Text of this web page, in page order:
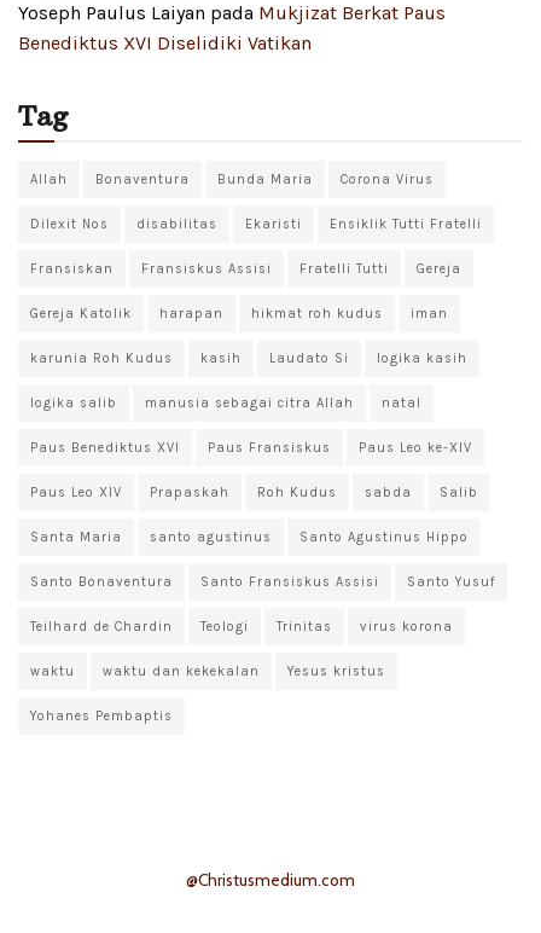
Yoseph Paulus Laiyan pada Mukjizat Berkat Paus
Benediktus XVI Diselidiki Vatikan
Tag
Allah Bonaventura Bunda Maria Corona Virus
Dilexit Nos disabilitas Ekaristi Ensiklik Tutti Fratelli
Fransiskan Fransiskus Assisi Fratelli Tutti Gereja
Gereja Katolik harapan hikmat roh kudus iman
karunia Roh Kudus kasih Laudato Si logika kasih
logika salib manusia sebagai citra Allah natal
Paus Benediktus XVI Paus Fransiskus Paus Leo ke-XIV
Paus Leo XIV Prapaskah Roh Kudus sabda Salib
Santa Maria santo agustinus Santo Agustinus Hippo
Santo Bonaventura Santo Fransiskus Assisi Santo Yusuf
Teilhard de Chardin Teologi Trinitas virus korona
waktu waktu dan kekekalan Yesus kristus
Yohanes Pembaptis
@Christusmedium.com